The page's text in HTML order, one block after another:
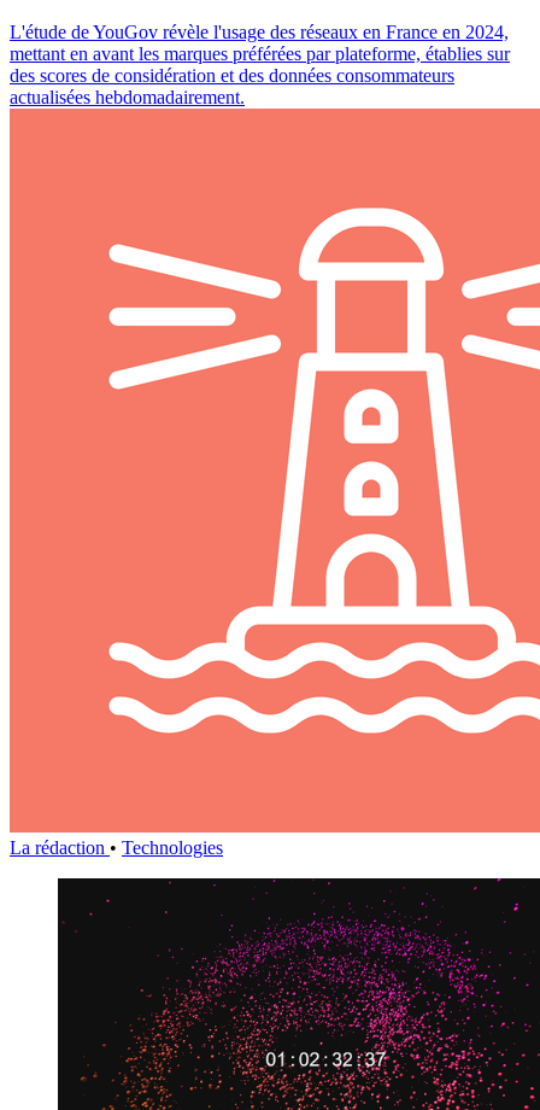
L'étude de YouGov révèle l'usage des réseaux en France en 2024,
mettant en avant les marques préférées par plateforme, établies sur
des scores de considération et des données consommateurs
actualisées hebdomadairement.
La rédaction • Technologies